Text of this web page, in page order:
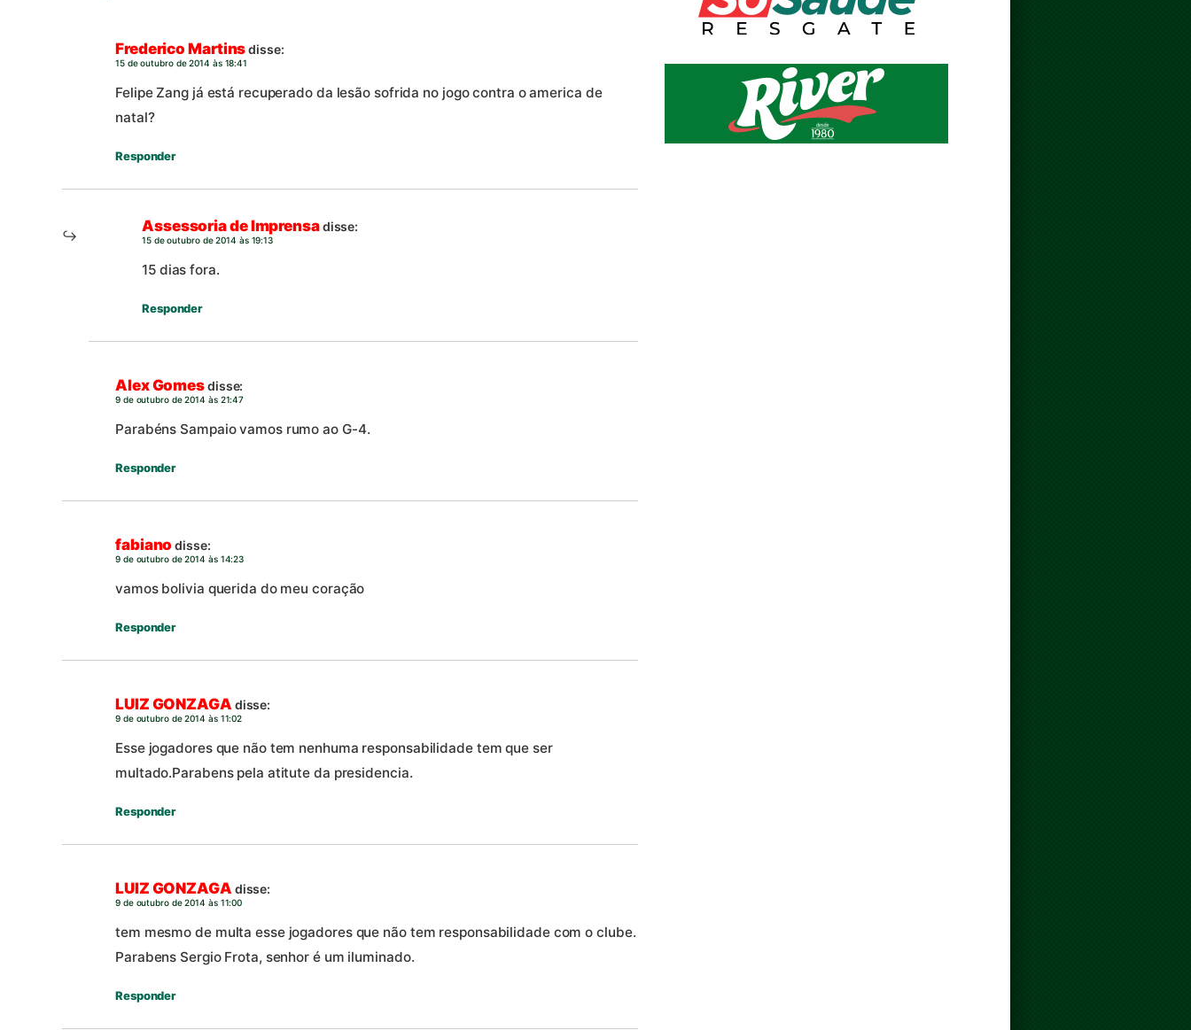
Frederico Martinsdisse:
15 de outubro de 2014 às 18:41
Felipe Zang já está recuperado da lesão sofrida no jogo contra o america de
natal?
Responder
Assessoria de Imprensadisse:
15 de outubro de 2014 às 19:13
15 dias fora.
Responder
Alex Gomesdisse:
9 de outubro de 2014 às 21:47
Parabéns Sampaio vamos rumo ao G-4.
Responder
fabiano disse:
9 de outubro de 2014 às 14:23
vamos bolivia querida do meu coração
Responder
LUIZ GONZAGA disse:
9 de outubro de 2014 às 11:02
Esse jogadores que não tem nenhuma responsabilidade tem que ser
multado.Parabens pela atitute da presidencia.
Responder
LUIZ GONZAGA disse:
9 de outubro de 2014 às 11:00
tem mesmo de multa esse jogadores que não tem responsabilidade com o clube.
Parabens Sergio Frota, senhor é um iluminado.
Responder